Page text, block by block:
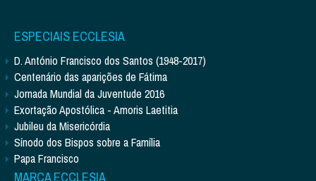
ESPECIAIS ECCLESIA
D. António Francisco dos Santos (1948-2017)
Centenário das aparições de Fátima
Jornada Mundial da Juventude 2016
Exortação Apostólica - Amoris Laetitia
Jubileu da Misericórdia
Sínodo dos Bispos sobre a Família
Papa Francisco
MARCA ECCLESIA